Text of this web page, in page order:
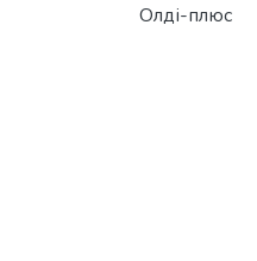
Олді-плюс